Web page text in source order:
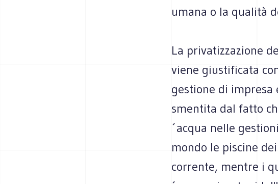
umana o la qualità
La privatizzazione
viene giustificata
gestione di
smentita dal fatto
´acqua nelle
mondo le piscine
corrente, mentre i